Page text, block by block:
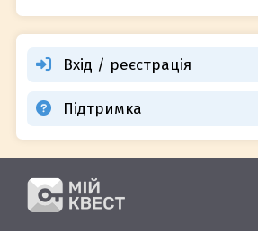
Вхід / реєстрація
Підтримка